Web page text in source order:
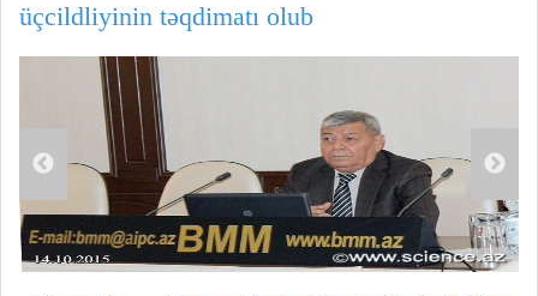
üçcildliyinin təqdimatı olub